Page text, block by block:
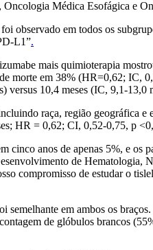
Médica Esofágica e
observado em todos os
L1”.
mais quimioterapia
morte em 38% (HR=0,62;
versus 10,4 meses (IC, 9,1-
raça, região geográfica
HR = 0,62; CI, 0,52-0,75, p
anos de apenas 5%, e os
de Hematologia,
compromisso de estudar o
em ambos os
de glóbulos brancos